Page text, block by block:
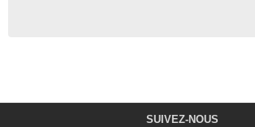
SUIVEZ-NOUS